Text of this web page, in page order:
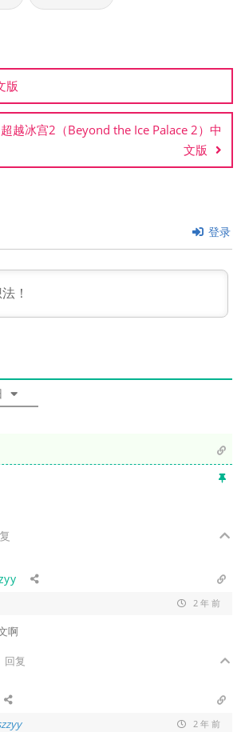
版
超越冰宫2（Beyond the Ice Palace 2）中
文版
登录
2 年 前
啊
回复
2 年 前